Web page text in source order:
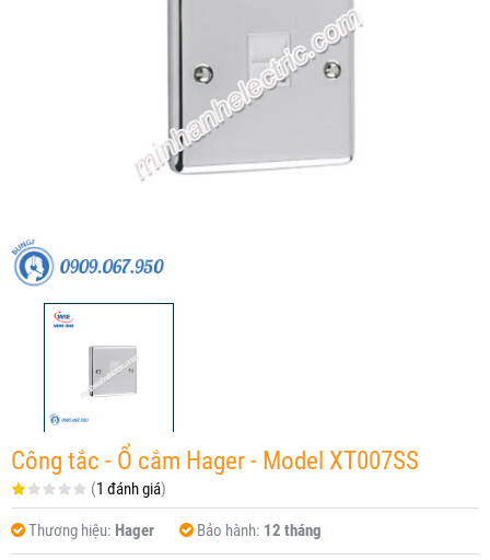
Công tắc - Ổ cắm Hager - Model XT007SS
(1 đánh giá)
Thương hiệu: Hager Bảo hành: 12 tháng